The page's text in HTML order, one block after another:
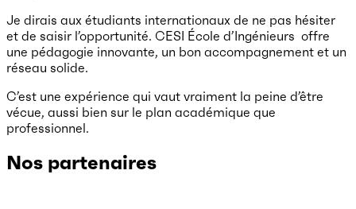
Je dirais aux étudiants internationaux de ne pas hésiter
et de saisir l’opportunité. CESI École d’Ingénieurs offre
une pédagogie innovante, un bon accompagnement et un
réseau solide.
C’est une expérience qui vaut vraiment la peine d’être
vécue, aussi bien sur le plan académique que
professionnel.
Nos partenaires